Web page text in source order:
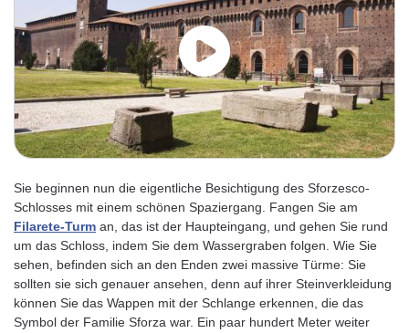
Sie beginnen nun die eigentliche Besichtigung des Sforzesco-
Schlosses mit einem schönen Spaziergang. Fangen Sie am
Filarete-Turm an, das ist der Haupteingang, und gehen Sie rund
um das Schloss, indem Sie dem Wassergraben folgen. Wie Sie
sehen, befinden sich an den Enden zwei massive Türme: Sie
sollten sie sich genauer ansehen, denn auf ihrer Steinverkleidung
können Sie das Wappen mit der Schlange erkennen, die das
Symbol der Familie Sforza war. Ein paar hundert Meter weiter